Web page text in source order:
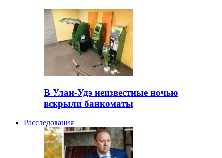
В Улан-Удэ неизвестные ночью
вскрыли банкоматы
Расследования